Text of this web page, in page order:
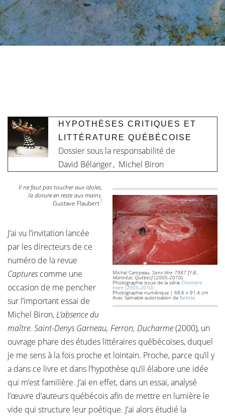
HYPOTHÈSES CRITIQUES ET
LITTÉRATURE QUÉBÉCOISE
Dossier sous la responsabilité de
David Bélanger, Michel Biron
Michel Campeau, Sans titre 7987 [Y.B.,
Montréal, Québec] (2005-2010)
Photographie issue de la série Chambre
noire (2005-2010)
Photographie numérique | 68,6 x 91,4 cm
Avec l’aimable autorisation de l’artiste
Il ne faut pas toucher aux idoles,
la dorure en reste aux mains.
Gustave Flaubert1
J’ai vu l’invitation lancée
par les directeurs de ce
numéro de la revue
Capturescomme une
occasion de me pencher
sur l’important essai de
Michel Biron,L’absence du
maître. Saint-Denys Garneau, Ferron, Ducharme(2000), un
ouvrage phare des études littéraires québécoises, duquel
je me sens à la fois proche et lointain. Proche, parce qu’il y
a dans ce livre et dans l’hypothèse qu’il élabore une idée
qui m’est familière. J’ai en effet, dans un essai, analysé
l’œuvre d’auteurs québécois afin de mettre en lumière le
vide qui structure leur poétique. J’ai alors étudié la